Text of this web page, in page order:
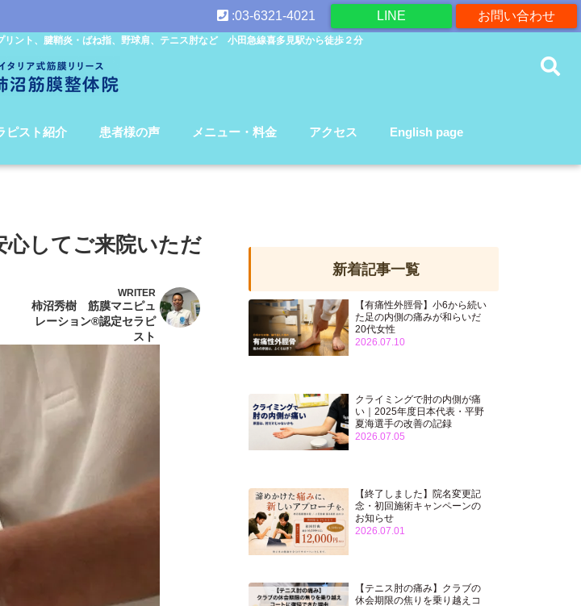
お問い合わせ
LINE
:03-6321-4021
ント、腱鞘炎・ばね指、野球肩、テニス肘など 小田急線喜多見駅から徒歩２分
ピスト紹介 患者様の声 メニュー・料金 アクセス English page
してご来院いただ
WRITER
柿沼秀樹 筋膜マニピュ
レーション®認定セラピ
スト
新着記事一覧
【有痛性外脛骨】小6から続い
た足の内側の痛みが和らいだ
20代女性
2026.07.10
クライミングで肘の内側が痛
い｜2025年度日本代表・平野
夏海選手の改善の記録
2026.07.05
【終了しました】院名変更記
念・初回施術キャンペーンの
お知らせ
2026.07.01
【テニス肘の痛み】クラブの
休会期限の焦りを乗り越えコ